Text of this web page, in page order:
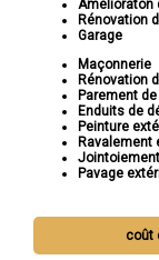
Amélioraton
Rénovation
Garage
Maçonnerie
Rénovation
Parement
Enduits de
Peinture
Ravalement
Pavage
coût